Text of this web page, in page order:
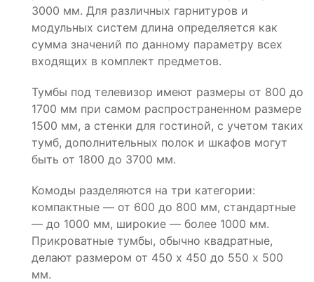
3000 мм. Для различных гарнитуров и
модульных систем длина определяется как
сумма значений по данному параметру всех
входящих в комплект предметов.
Тумбы под телевизор имеют размеры от 800 до
1700 мм при самом распространенном размере
1500 мм, а стенки для гостиной, с учетом таких
тумб, дополнительных полок и шкафов могут
быть от 1800 до 3700 мм.
Комоды разделяются на три категории:
компактные — от 600 до 800 мм, стандартные
— до 1000 мм, широкие — более 1000 мм.
Прикроватные тумбы, обычно квадратные,
делают размером от 450 х 450 до 550 х 500
мм.